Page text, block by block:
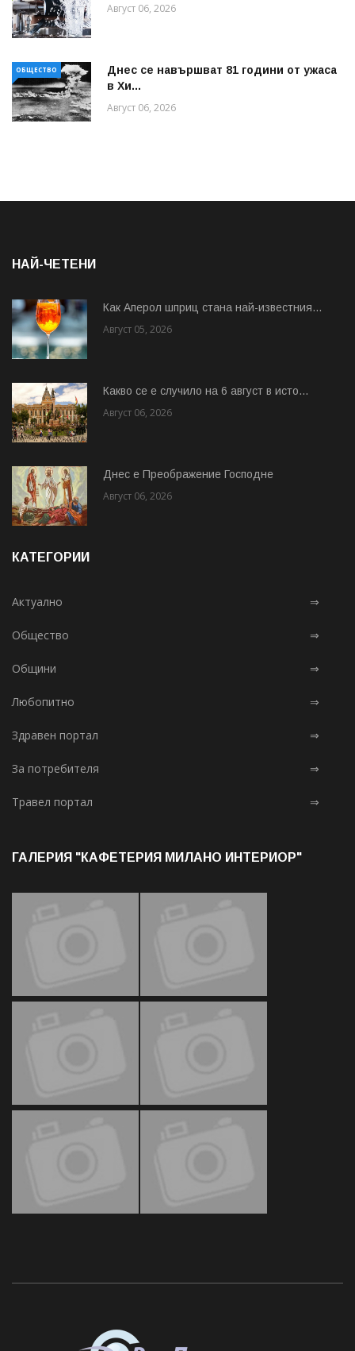
Август 06, 2026
ОБЩЕСТВО
Днес се навършват 81 години от ужаса
в Хи...
Август 06, 2026
НАЙ-ЧЕТЕНИ
Как Аперол шприц стана най-известния...
Август 05, 2026
Какво се е случило на 6 август в исто...
Август 06, 2026
Днес е Преображение Господне
Август 06, 2026
КАТЕГОРИИ
Актуално ⇒
Общество ⇒
Общини ⇒
Любопитно ⇒
Здравен портал ⇒
За потребителя ⇒
Травел портал ⇒
ГАЛЕРИЯ "КАФЕТЕРИЯ МИЛАНО ИНТЕРИОР"